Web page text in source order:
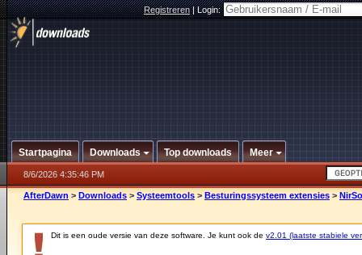
Registreren|Login:
Startpagina Downloads Top downloads Meer
8/6/2026 4:35:46 PM
AfterDawn > Downloads > Systeemtools > Besturingssysteem extensies >
Dit is een oude versie van deze software. Je kunt ook de v2.01 (laatste stabiele